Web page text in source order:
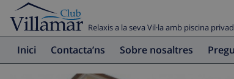
Relaxis a la seva Vil·la amb piscina
Inici Contacta’ns Sobre nosaltres